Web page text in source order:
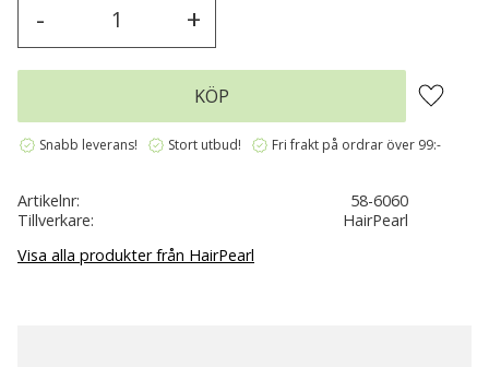
+
-
KÖP Lägg till
verified Snabb leverans! verified Stort utbud! verified Fri frakt på ordrar över 99:-
Artikelnr
58-6060
Tillverkare
HairPearl
Visa alla produkter från HairPearl